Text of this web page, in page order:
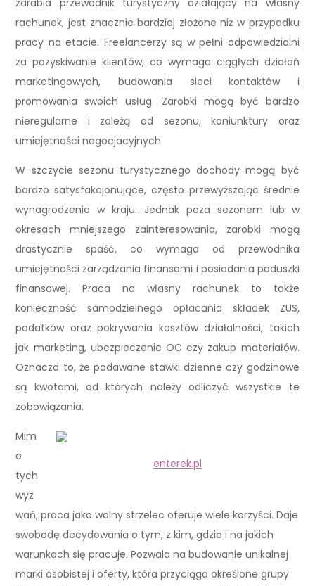
zarabia przewodnik turystyczny działający na własny
rachunek, jest znacznie bardziej złożone niż w przypadku
pracy na etacie. Freelancerzy są w pełni odpowiedzialni
za pozyskiwanie klientów, co wymaga ciągłych działań
marketingowych, budowania sieci kontaktów i
promowania swoich usług. Zarobki mogą być bardzo
nieregularne i zależą od sezonu, koniunktury oraz
umiejętności negocjacyjnych.
W szczycie sezonu turystycznego dochody mogą być
bardzo satysfakcjonujące, często przewyższając średnie
wynagrodzenie w kraju. Jednak poza sezonem lub w
okresach mniejszego zainteresowania, zarobki mogą
drastycznie spaść, co wymaga od przewodnika
umiejętności zarządzania finansami i posiadania poduszki
finansowej. Praca na własny rachunek to także
konieczność samodzielnego opłacania składek ZUS,
podatków oraz pokrywania kosztów działalności, takich
jak marketing, ubezpieczenie OC czy zakup materiałów.
Oznacza to, że podawane stawki dzienne czy godzinowe
są kwotami, od których należy odliczyć wszystkie te
zobowiązania.
enterek.pl
Mim
o
tych
wyz
wań, praca jako wolny strzelec oferuje wiele korzyści. Daje
swobodę decydowania o tym, z kim, gdzie i na jakich
warunkach się pracuje. Pozwala na budowanie unikalnej
marki osobistej i oferty, która przyciąga określone grupy